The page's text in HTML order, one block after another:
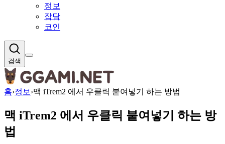
정보
잡담
코인
검색
홈›정보 ›맥 iTrem2 에서 우클릭 붙여넣기 하는 방법
맥 iTrem2 에서 우클릭 붙여넣기 하는 방
법